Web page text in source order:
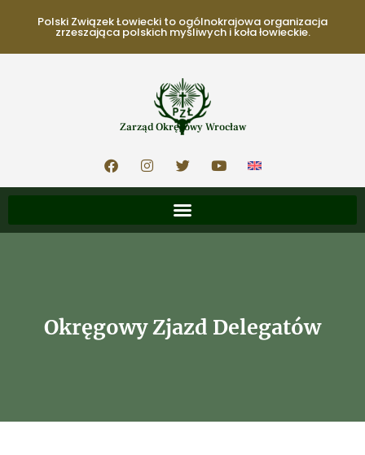
Polski Związek Łowiecki to ogólnokrajowa organizacja
zrzeszająca polskich myśliwych i koła łowieckie.
Zarząd Okręgowy Wrocław
Okręgowy Zjazd Delegatów